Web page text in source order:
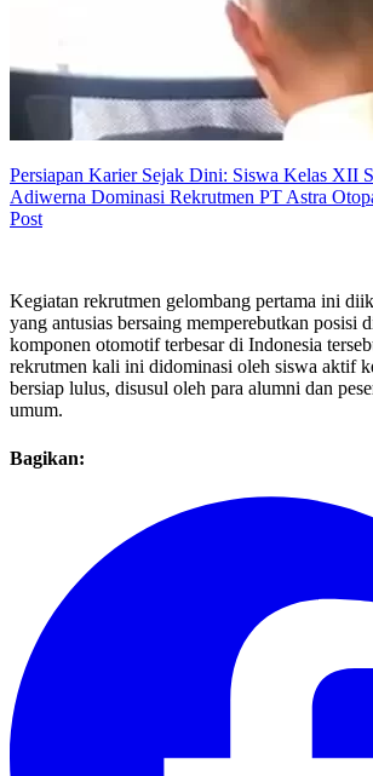
Persiapan Karier Sejak Dini: Siswa Kelas XII
Adiwerna Dominasi Rekrutmen PT Astra
Post
Kegiatan rekrutmen gelombang pertama ini
yang antusias bersaing memperebutkan posisi
komponen otomotif terbesar di Indonesia
rekrutmen kali ini didominasi oleh siswa aktif
bersiap lulus, disusul oleh para alumni dan
umum.
Bagikan: